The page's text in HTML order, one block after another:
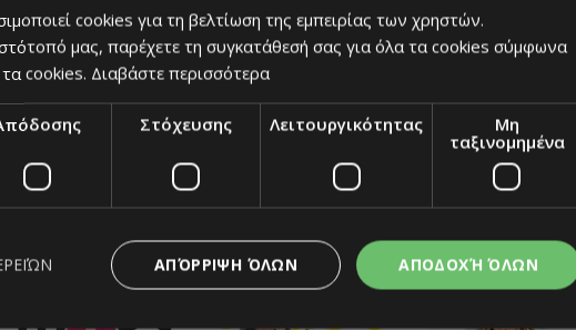
must Ιανουαρίου must Δεκεμβρίου must Νοεμβρίου
cookies για τη βελτίωση της εμπειρίας των χρηστών.
μας, παρέχετε τη συγκατάθεσή σας για όλα τα cookies σύμφωνα
cookies. Διαβάστε περισσότερα
Στόχευσης Λειτουργικότητας
Μη
ταξινομημένα
ΑΠΟΔΟΧΉ ΌΛΩΝ
ΑΠΌΡΡΙΨΗ ΌΛΩΝ